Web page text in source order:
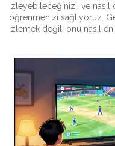
izleyebileceğinizi, ve nasıl
öğrenmenizi sağlıyoruz.
izlemek değil, onu nasıl